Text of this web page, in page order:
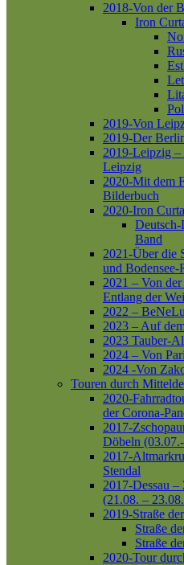
2018-Von der
Iron
2019-Von
2019-Der
2019-Leipzig –
Leipzig
2020-Mit dem
Bilderbuch
2020-Iron
Deutsch-
Band
2021-Über die
und Bodensee-
2021 – Von
Entlang der
2022 –
2023 – Auf
2023 Tauber-
2024 – Von
2024 -Von
Touren durch
2020-
der Corona-
2017-
Döbeln
2017-
Stendal
2017-Dessau
(21.08. –
2019-Straße
Straße
Straße
2020-Tour